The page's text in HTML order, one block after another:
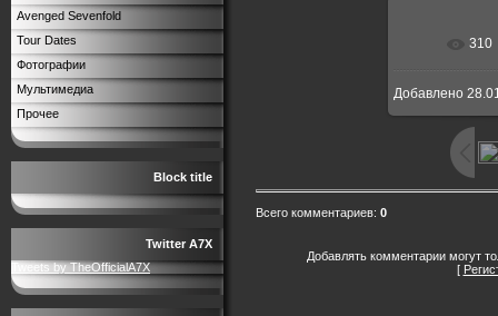
Avenged Sevenfold
Tour Dates
Фотографии
Мультимедиа
Прочее
Block title
Twitter A7X
Tweets by TheOfficialA7X
310
Добавлено
Всего комментариев: 0
Добавлять комментарии могут
[